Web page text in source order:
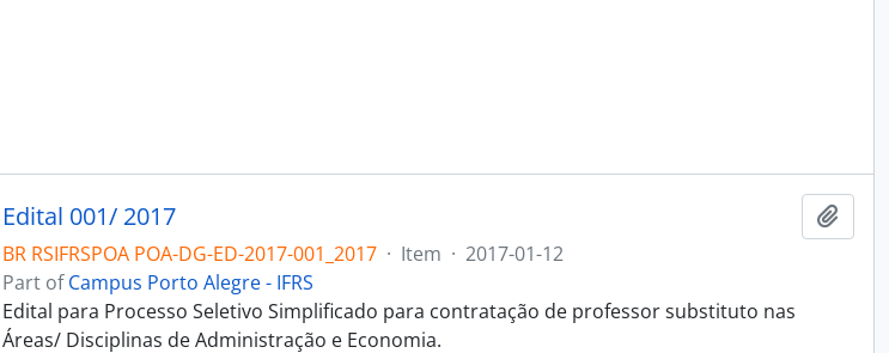
Edital 001/ 2017
BR RSIFRSPOA POA-DG-ED-2017-001_2017 · Item · 2017-01-12
Part ofCampus Porto Alegre - IFRS
Edital para Processo Seletivo Simplificado para contratação de professor substituto nas
Áreas/ Disciplinas de Administração e Economia.